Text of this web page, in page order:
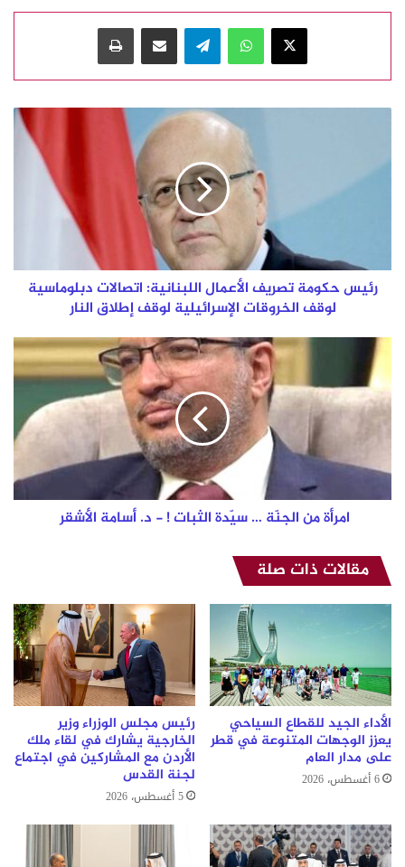
‫X
واتسابتيلقراممشاركة عبر البريد طباعة
رئيس
الأعمال
اللبنانية:
الخروقات
الإسرائيلية
النار
رئيس حكومة تصريف الأعمال اللبنانية: اتصالات دبلوماسية
لوقف الخروقات الإسرائيلية لوقف إطلاق النار
امرأة
من
الجنّة
…
سيّدة
الثبات
-
د.
امرأة من الجنّة … سيّدة الثبات ! - د. أسامة الأشقر
مقالات ذات صلة
الأداء الجيد للقطاع السياحي
يعزز الوجهات المتنوعة في قطر
على مدار العام
6 أغسطس، 2026
رئيس مجلس الوزراء وزير
الخارجية يشارك في لقاء ملك
الأردن مع المشاركين في اجتماع
لجنة القدس
5 أغسطس، 2026